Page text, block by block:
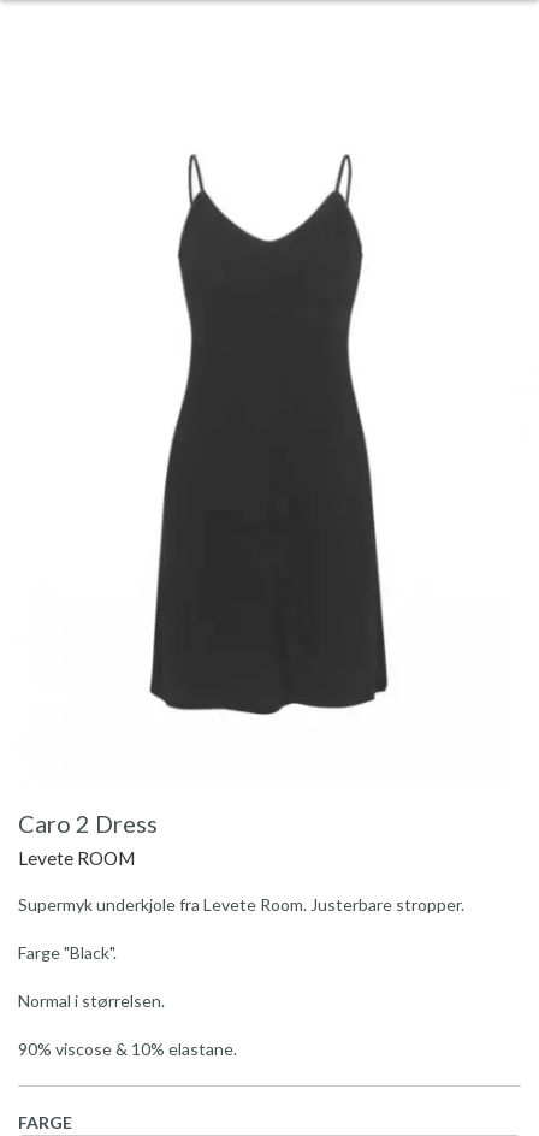
Caro 2 Dress
Levete ROOM
Supermyk underkjole fra Levete Room. Justerbare stropper.
Farge "Black".
Normal i størrelsen.
90% viscose & 10% elastane.
FARGE